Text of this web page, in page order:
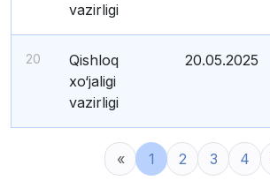
vazirligi
20
Qishloq
xo‘jaligi
vazirligi
20.05.2025
« 1 2 3 4